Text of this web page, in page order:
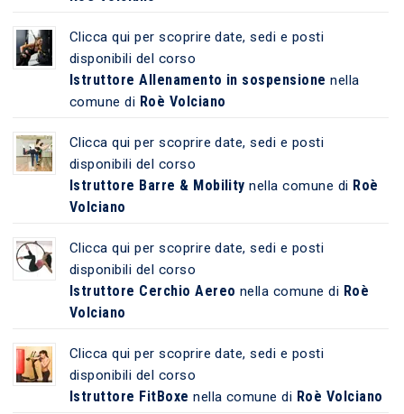
Clicca qui per scoprire date, sedi e posti
disponibili del corso
Istruttore Allenamento in sospensione nella
comune di Roè Volciano
Clicca qui per scoprire date, sedi e posti
disponibili del corso
Istruttore Barre & Mobility nella comune di Roè
Volciano
Clicca qui per scoprire date, sedi e posti
disponibili del corso
Istruttore Cerchio Aereo nella comune di Roè
Volciano
Clicca qui per scoprire date, sedi e posti
disponibili del corso
Istruttore FitBoxe nella comune di Roè Volciano